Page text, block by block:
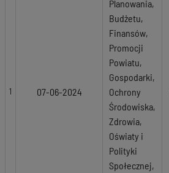
1 07-06-2024
Planowania,
Budżetu,
Finansów,
Promocji
Powiatu,
Gospodarki,
Ochrony
Środowiska,
Zdrowia,
Oświaty i
Polityki
Społecznej,